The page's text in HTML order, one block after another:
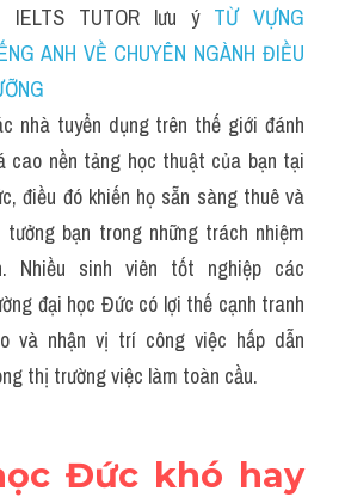
IELTS TUTOR lưu ý TỪ VỰNG
ANH VỀ CHUYÊN NGÀNH ĐIỀU
nhà tuyển dụng trên thế giới đánh
cao nền tảng học thuật của bạn tại
điều đó khiến họ sẵn sàng thuê và
tưởng bạn trong những trách nhiệm
Nhiều sinh viên tốt nghiệp các
đại học Đức có lợi thế cạnh tranh
và nhận vị trí công việc hấp dẫn
thị trường việc làm toàn cầu.
Đức khó hay